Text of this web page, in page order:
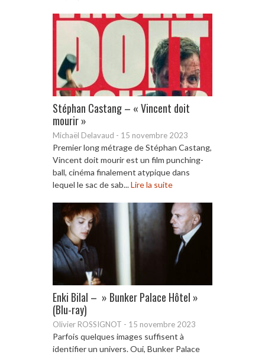
Stéphan Castang – « Vincent doit
mourir »
Michaël Delavaud - 15 novembre 2023
Premier long métrage de Stéphan Castang,
Vincent doit mourir est un film punching-
ball, cinéma finalement atypique dans
lequel le sac de sab...Lire la suite
Enki Bilal – » Bunker Palace Hôtel »
(Blu-ray)
Olivier ROSSIGNOT - 15 novembre 2023
Parfois quelques images suffisent à
identifier un univers. Oui, Bunker Palace